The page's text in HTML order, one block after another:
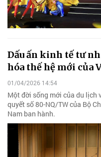
Dấu ấn kinh tế tư
hóa thế hệ mới của
01/04/2026 14:54
Một đời sống mới của du lịch
quyết số 80-NQ/TW của Bộ
Nam ban hành.